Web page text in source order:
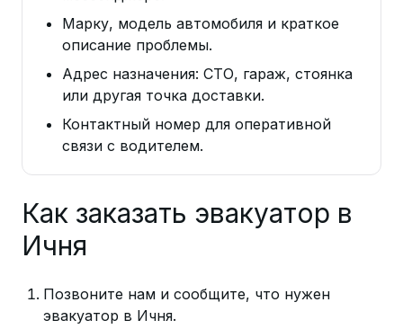
Марку, модель автомобиля и краткое
описание проблемы.
Адрес назначения: СТО, гараж, стоянка
или другая точка доставки.
Контактный номер для оперативной
связи с водителем.
Как заказать эвакуатор в
Ичня
Позвоните нам и сообщите, что нужен
эвакуатор в Ичня.